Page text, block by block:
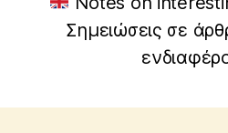
Σημειώσεις σε